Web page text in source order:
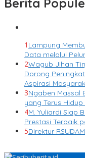
Berita
1 Lampung
Data melalui
2Wagub Jihan
Dorong
Aspirasi
3Ngaben Massal
yang Terus
4M. Yuliardi Siap
Prestasi Terbaik
5Direktur